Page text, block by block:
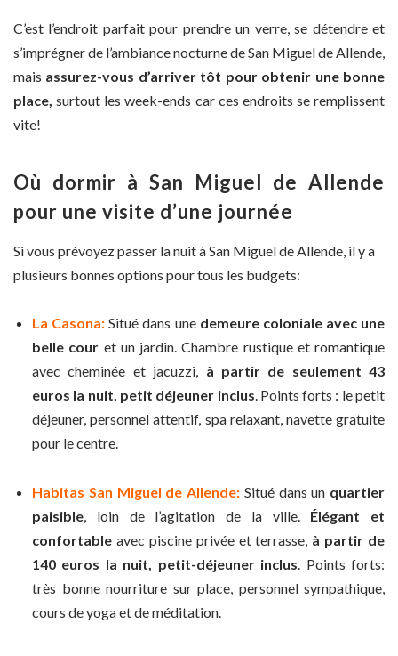
C’est l’endroit parfait pour prendre un verre, se détendre et
s’imprégner de l’ambiance nocturne de San Miguel de Allende,
mais assurez-vous d’arriver tôt pour obtenir une bonne
place, surtout les week-ends car ces endroits se remplissent
vite!
Où dormir à San Miguel de Allende
pour une visite d’une journée
Si vous prévoyez passer la nuit à San Miguel de Allende, il y a
plusieurs bonnes options pour tous les budgets:
La Casona: Situé dans une demeure coloniale avec une
belle cour et un jardin. Chambre rustique et romantique
avec cheminée et jacuzzi, à partir de seulement 43
euros la nuit, petit déjeuner inclus. Points forts : le petit
déjeuner, personnel attentif, spa relaxant, navette gratuite
pour le centre.
Habitas San Miguel de Allende: Situé dans un quartier
paisible , loin de l’agitation de la ville.
Élégant et
confortable avec piscine privée et terrasse, à partir de
140 euros la nuit, petit-déjeuner inclus . Points forts:
très bonne nourriture sur place, personnel sympathique,
cours de yoga et de méditation.